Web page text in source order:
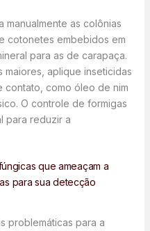
manualmente as colônias
cotonetes embebidos em
para as de carapaça.
maiores, aplique inseticidas
contato, como óleo de nim
O controle de formigas
para reduzir a
que ameaçam a
para sua detecção
problemáticas para a